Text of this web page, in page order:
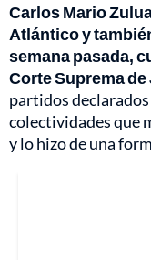
Carlos Mario
Atlántico y
semana pasada,
Corte Suprema
partidos
colectividades que
y lo hizo de una